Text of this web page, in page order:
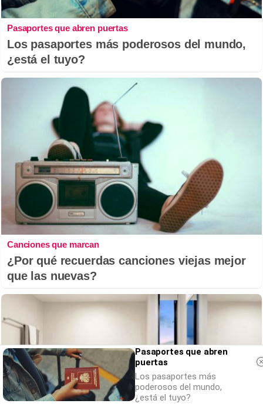
Pasaportes que abren puertas
Los pasaportes más poderosos del mundo,
¿está el tuyo?
Canciones que marcan
¿Por qué recuerdas canciones viejas mejor
que las nuevas?
Pasaportes que abren
puertas
Los pasaportes más
poderosos del mundo,
¿está el tuyo?